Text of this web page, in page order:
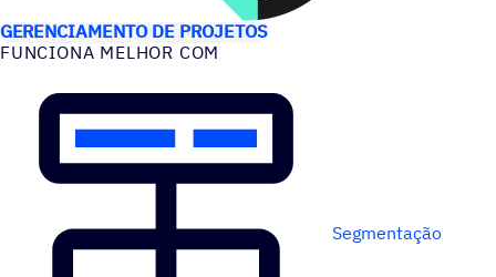
GERENCIAMENTO DE PROJETOS
FUNCIONA MELHOR COM
Segmentação